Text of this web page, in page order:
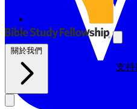
探索我們
義工
支持教會
支持
關於我們